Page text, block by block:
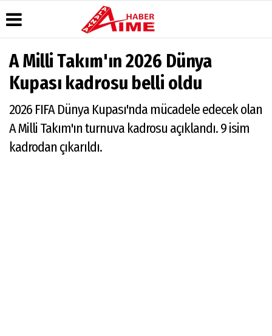
Üye Paneli
Haber
Arşivi
Günün
Haberleri
Durumu
Manşetleri
Anketler
Biyografiler
Köşe
Yazarları
Video
Galeri
Foto
Moovit
Gazipaşa
A Milli Takım'ın 2026 Dünya
Kupası kadrosu belli oldu
2026 FIFA Dünya Kupası'nda mücadele edecek olan
A Milli Takım'ın turnuva kadrosu açıklandı. 9 isim
kadrodan çıkarıldı.